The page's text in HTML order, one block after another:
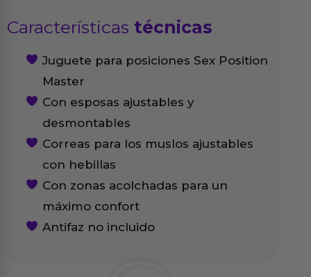
Características técnicas
Juguete para posiciones Sex Position
Master
Con esposas ajustables y
desmontables
Correas para los muslos ajustables
con hebillas
Con zonas acolchadas para un
máximo confort
Antifaz no incluido